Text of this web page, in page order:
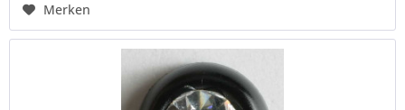
Merken